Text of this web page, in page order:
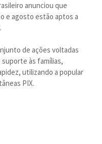
anunciou que
e agosto estão aptos a
de ações voltadas
às famílias,
utilizando a popular
PIX.